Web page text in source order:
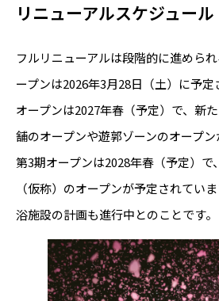
リニューアルスケジュール
フルリニューアルは段階的に進めら
ープンは2026年3月28日（土）に予
オープンは2027年春（予定）で、新
舗のオープンや遊郭ゾーンのオープン
第3期オープンは2028年春（予定）で
（仮称）のオープンが予定されてい
浴施設の計画も進行中とのことです。